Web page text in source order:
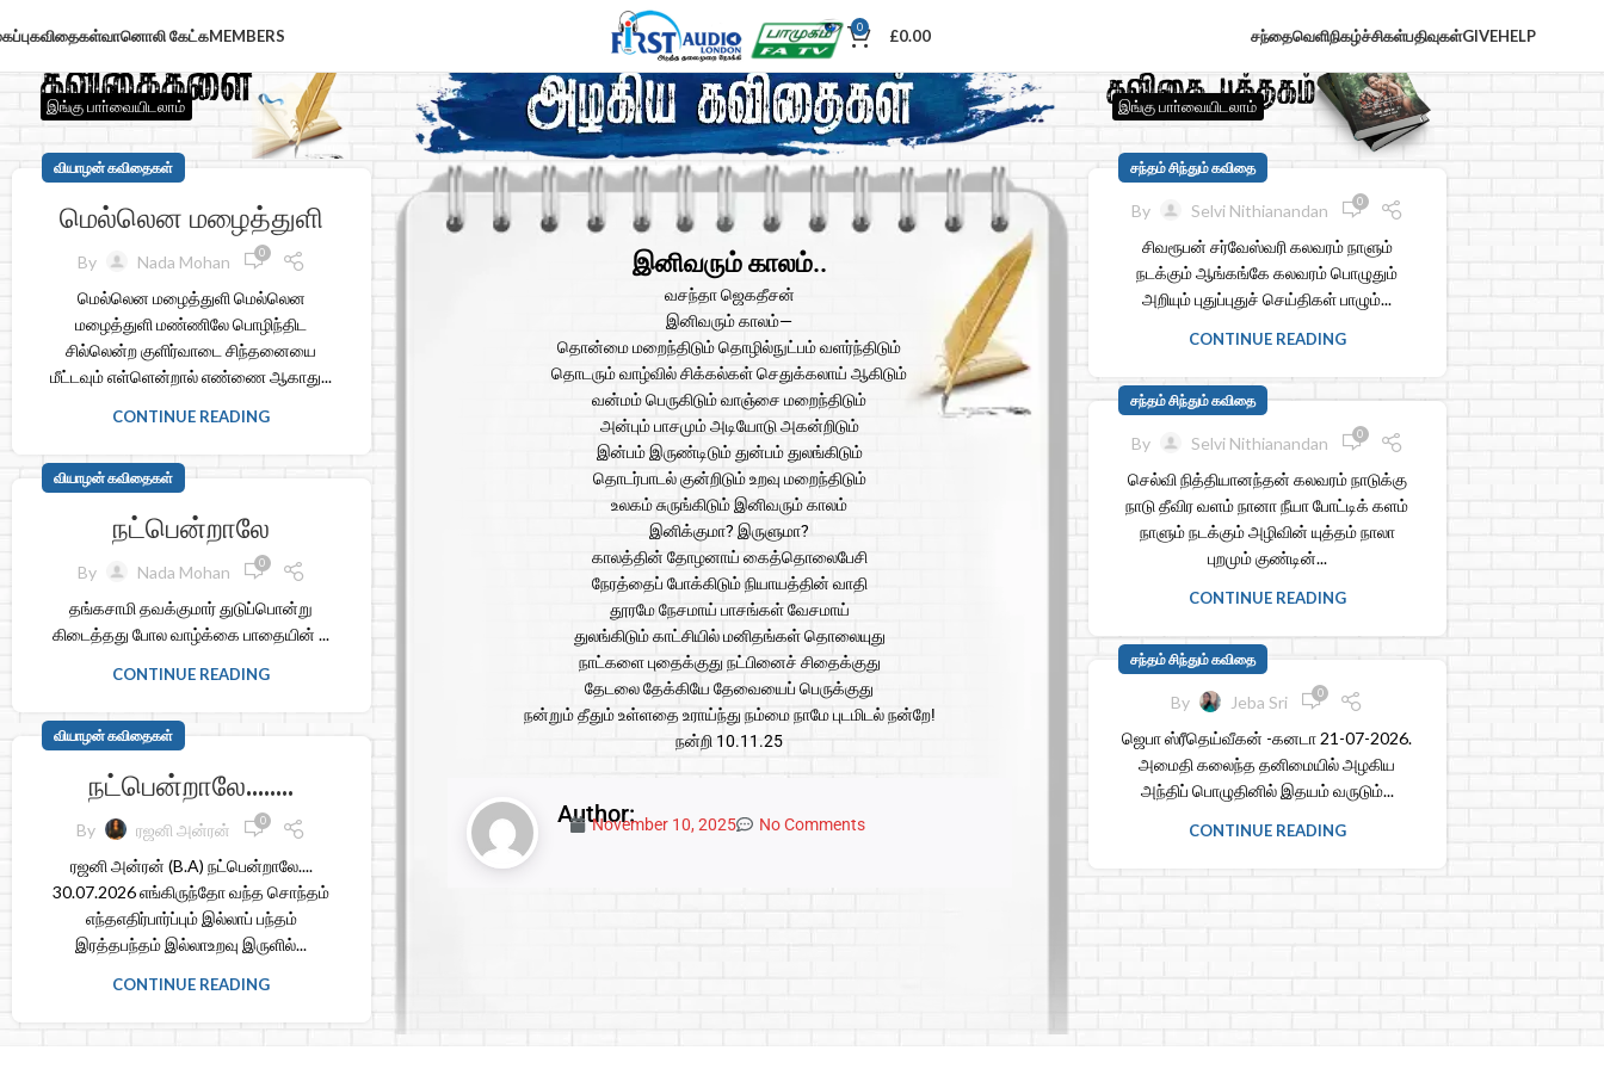
கவிதைகள்வானொலி கேட்கMEMBERS 0 £0.00 சந்தைவெளிநிகழ்ச்சிகள்பதிவுகள்GIVEHELP
இங்கு பாா்வையிடலாம் இங்கு பாா்வையிடலாம்
வியாழன் கவிதைகள்
மெல்லென மழைத்துளி
By Nada Mohan 0
மெல்லென மழைத்துளி மெல்லென
மழைத்துளி மண்ணிலே பொழிந்திட
சில்லென்ற குளிர்வாடை சிந்தனையை
மீட்டவும் எள்ளென்றால் எண்ணை ஆகாது...
CONTINUE READING
வியாழன் கவிதைகள்
நட்பென்றாலே
By Nada Mohan 0
தங்கசாமி தவக்குமார் துடுப்பொன்று
கிடைத்தது போல வாழ்க்கை பாதையின் ...
CONTINUE READING
வியாழன் கவிதைகள்
நட்பென்றாலே……..
By ரஜனி அன்ரன் 0
ரஜனி அன்ரன் (B.A) நட்பென்றாலே....
30.07.2026 எங்கிருந்தோ வந்த சொந்தம்
எந்தஎதிர்பார்ப்பும் இல்லாப் பந்தம்
இரத்தபந்தம் இல்லாஉறவு இருளில்...
CONTINUE READING
இனிவரும் காலம்..
வசந்தா ஜெகதீசன்
இனிவரும் காலம்—
தொன்மை மறைந்திடும் தொழில்நுட்பம் வளர்ந்திடும்
தொடரும் வாழ்வில் சிக்கல்கள் செதுக்கலாய் ஆகிடும்
வன்மம் பெருகிடும் வாஞ்சை மறைந்திடும்
அன்பும் பாசமும் அடியோடு அகன்றிடும்
இன்பம் இருண்டிடும் துன்பம் துலங்கிடும்
தொடர்பாடல் குன்றிடும் உறவு மறைந்திடும்
உலகம் சுருங்கிடும் இனிவரும் காலம்
இனிக்குமா? இருளுமா?
காலத்தின் தோழனாய் கைத்தொலைபேசி
நேரத்தைப் போக்கிடும் நியாயத்தின் வாதி
தூரமே நேசமாய் பாசங்கள் வேசமாய்
துலங்கிடும் காட்சியில் மனிதங்கள் தொலையுது
நாட்களை புதைக்குது நட்பினைச் சிதைக்குது
தேடலை தேக்கியே தேவையைப் பெருக்குது
நன்றும் தீதும் உள்ளதை உராய்ந்து நம்மை நாமே புடமிடல் நன்றே!
நன்றி 10.11.25
Author:
November 10, 2025 No Comments
சந்தம் சிந்தும் கவிதை
By Selvi Nithianandan 0
சிவரூபன் சர்வேஸ்வரி கலவரம் நாளும்
நடக்கும் ஆங்கங்கே கலவரம் பொழுதும்
அறியும் புதுப்புதுச் செய்திகள் பாழும்...
CONTINUE READING
சந்தம் சிந்தும் கவிதை
By Selvi Nithianandan 0
செல்வி நித்தியானந்தன் கலவரம் நாடுக்கு
நாடு தீவிர வளம் நானா நீயா போட்டிக் களம்
நாளும் நடக்கும் அழிவின் யுத்தம் நாலா
புறமும் குண்டின்...
CONTINUE READING
சந்தம் சிந்தும் கவிதை
By Jeba Sri 0
ஜெபா ஸ்ரீதெய்வீகன் -கனடா 21-07-2026.
அமைதி கலைந்த தனிமையில் அழகிய
அந்திப் பொழுதினில் இதயம் வருடும்...
CONTINUE READING